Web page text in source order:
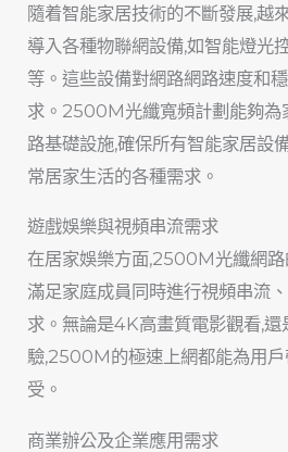
隨着智能家居技術的不斷發展,越
導入各種物聯網設備,如智能燈光
等。這些設備對網路網路速度和
求。2500M光纖寬頻計劃能夠為
路基礎設施,確保所有智能家居設
常居家生活的各種需求。
遊戲娛樂與視頻串流需求
在居家娛樂方面,2500M光纖網
滿足家庭成員同時進行視頻串流
求。無論是4K高畫質電影觀看,
驗,2500M的極速上網都能為用
受。
商業辦公及企業應用需求